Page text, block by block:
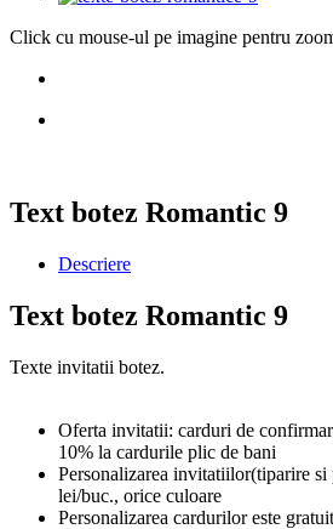
Click cu mouse-ul pe imagine pentru
Text botez Romantic 9
Descriere
Text botez Romantic 9
Texte invitatii botez.
Oferta invitatii: carduri de
10% la cardurile plic de bani
Personalizarea invitatiilor(tiparire si
lei/buc., orice culoare
Personalizarea cardurilor este